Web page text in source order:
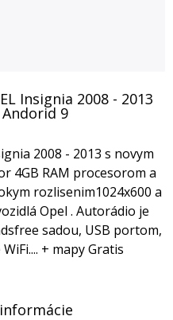
Insignia 2008 - 2013
9
2008 - 2013 s novym
4GB RAM procesorom a
rozlisenim1024x600 a
Opel . Autorádio je
sadou, USB portom,
+ mapy Gratis